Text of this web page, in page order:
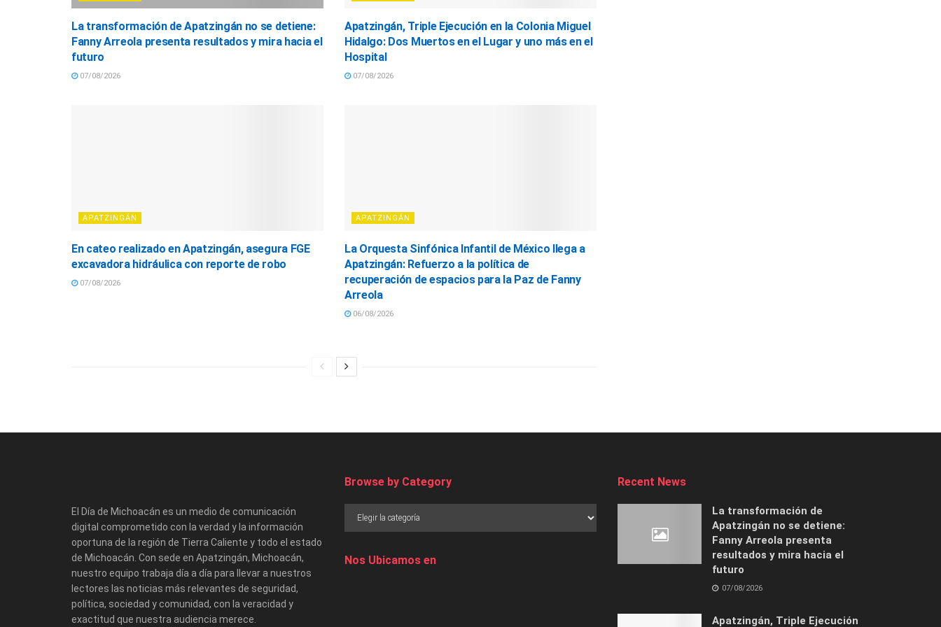
La transformación de Apatzingán no se detiene:
Fanny Arreola presenta resultados y mira hacia el
futuro
07/08/2026
Apatzingán, Triple Ejecución en la Colonia Miguel
Hidalgo: Dos Muertos en el Lugar y uno más en el
Hospital
07/08/2026
APATZINGÁN
En cateo realizado en Apatzingán, asegura FGE
excavadora hidráulica con reporte de robo
07/08/2026
APATZINGÁN
La Orquesta Sinfónica Infantil de México llega a
Apatzingán: Refuerzo a la política de
recuperación de espacios para la Paz de Fanny
Arreola
06/08/2026
El Día de Michoacán es un medio de comunicación
digital comprometido con la verdad y la información
oportuna de la región de Tierra Caliente y todo el estado
de Michoacán. Con sede en Apatzingán, Michoacán,
nuestro equipo trabaja día a día para llevar a nuestros
lectores las noticias más relevantes de seguridad,
política, sociedad y comunidad, con la veracidad y
exactitud que nuestra audiencia merece.
Browse by Category
Nos Ubicamos en
Recent News
La transformación de
Apatzingán no se detiene:
Fanny Arreola presenta
resultados y mira hacia el
futuro
07/08/2026
Apatzingán, Triple Ejecución